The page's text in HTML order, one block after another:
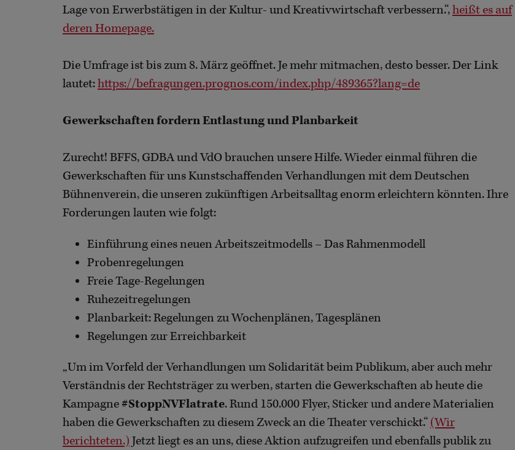
Lage von Erwerbstätigen in der Kultur- und Kreativwirtschaft verbessern.“,heißt es auf
deren Homepage.
Die Umfrage ist bis zum 8. März geöffnet. Je mehr mitmachen, desto besser. Der Link
lautet:https://befragungen.prognos.com/index.php/489365?lang=de
Gewerkschaften fordern Entlastung und Planbarkeit
Zurecht! BFFS, GDBA und VdO brauchen unsere Hilfe. Wieder einmal führen die
Gewerkschaften für uns Kunstschaffenden Verhandlungen mit dem Deutschen
Bühnenverein, die unseren zukünftigen Arbeitsalltag enorm erleichtern könnten. Ihre
Forderungen lauten wie folgt:
Einführung eines neuen Arbeitszeitmodells – Das Rahmenmodell
Probenregelungen
Freie Tage-Regelungen
Ruhezeitregelungen
Planbarkeit: Regelungen zu Wochenplänen, Tagesplänen
Regelungen zur Erreichbarkeit
„Um im Vorfeld der Verhandlungen um Solidarität beim Publikum, aber auch mehr
Verständnis der Rechtsträger zu werben, starten die Gewerkschaften ab heute die
Kampagne#StoppNVFlatrate. Rund 150.000 Flyer, Sticker und andere Materialien
haben die Gewerkschaften zu diesem Zweck an die Theater verschickt.“ (Wir
berichteten.) Jetzt liegt es an uns, diese Aktion aufzugreifen und ebenfalls publik zu